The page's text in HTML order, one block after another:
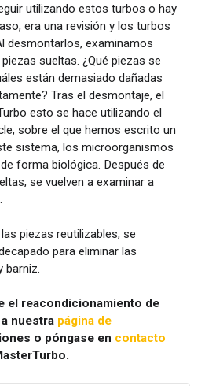
utilizando estos turbos o hay
era una revisión y los turbos
desmontarlos, examinamos
sueltas. ¿Qué piezas se
están demasiado dañadas
Tras el desmontaje, el
esto se hace utilizando el
sobre el que hemos escrito un
sistema, los microorganismos
forma biológica. Después de
se vuelven a examinar a
piezas reutilizables, se
para eliminar las
barniz.
el reacondicionamiento de
nuestra página de
o póngase en contacto